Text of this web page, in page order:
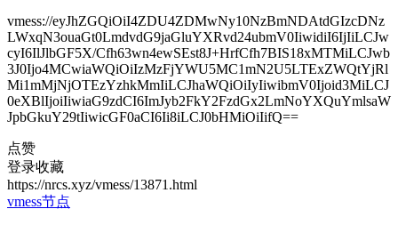
vmess://eyJhZGQiOiI4ZDU4ZDMwNy10NzBmNDAtdGIzcDNz
LWxqN3ouaGt0LmdvdG9jaGluYXRvd24ubmV0IiwidiI6IjIiLCJw
cyI6IlJlbGF5X/Cfh63wn4ewSEst8J+HrfCfh7BIS18xMTMiLCJwb
3J0Ijo4MCwiaWQiOiIzMzFjYWU5MC1mN2U5LTExZWQtYjRl
Mi1mMjNjOTEzYzhkMmIiLCJhaWQiOiIyIiwibmV0Ijoid3MiLCJ
0eXBlIjoiIiwiaG9zdCI6ImJyb2FkY2FzdGx2LmNoYXQuYmlsaW
JpbGkuY29tIiwicGF0aCI6Ii8iLCJ0bHMiOiIifQ==
点赞
登录收藏
https://nrcs.xyz/vmess/13871.html
vmess节点